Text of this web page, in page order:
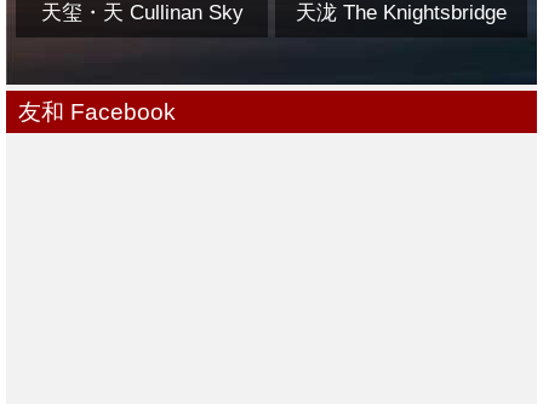
天玺・天 Cullinan Sky 天泷 The Knightsbridge
友和 Facebook